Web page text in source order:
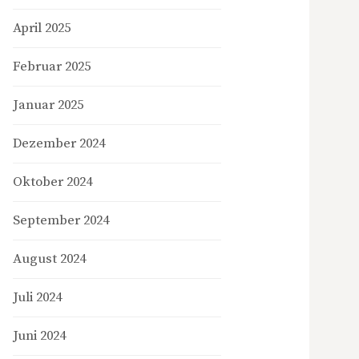
April 2025
Februar 2025
Januar 2025
Dezember 2024
Oktober 2024
September 2024
August 2024
Juli 2024
Juni 2024